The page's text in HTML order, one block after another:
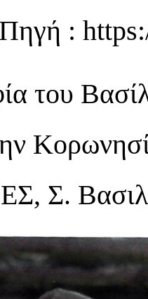
:
του
Σ.